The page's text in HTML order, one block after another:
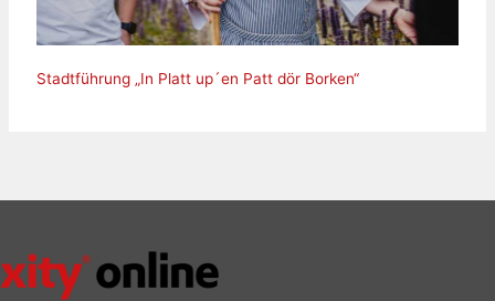
Stadtführung „In Platt up´en Patt dör Borken“